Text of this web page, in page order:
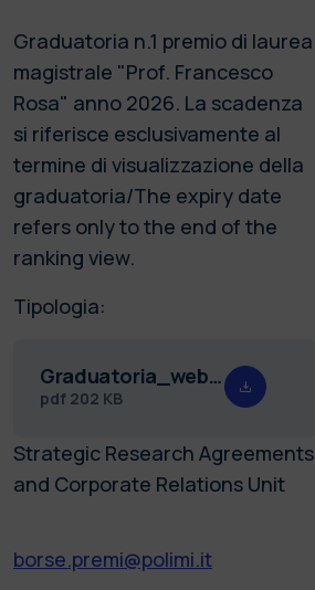
Graduatoria n.1 premio di laurea
magistrale "Prof. Francesco
Rosa" anno 2026. La scadenza
si riferisce esclusivamente al
termine di visualizzazione della
graduatoria/The expiry date
refers only to the end of the
ranking view.
Tipologia:
Graduatoria_web_premio_Rosa_26.pdf
pdf 202 KB
Strategic Research Agreements
and Corporate Relations Unit
borse.premi@polimi.it